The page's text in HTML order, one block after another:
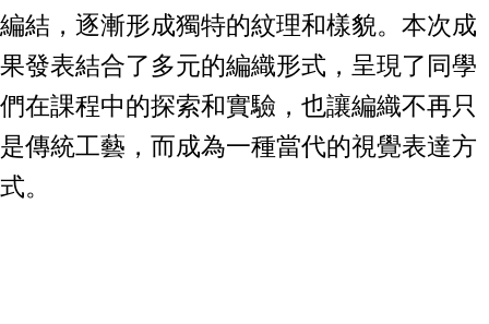
編結，逐漸形成獨特的紋理和樣貌。本次成
果發表結合了多元的編織形式，呈現了同學
們在課程中的探索和實驗，也讓編織不再只
是傳統工藝，而成為一種當代的視覺表達方
式。